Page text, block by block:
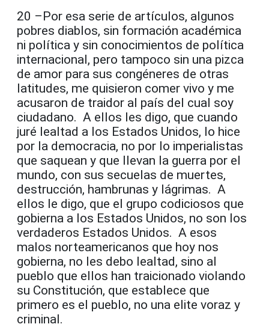
20 –Por esa serie de artículos, algunos
pobres diablos, sin formación académica
ni política y sin conocimientos de política
internacional, pero tampoco sin una pizca
de amor para sus congéneres de otras
latitudes, me quisieron comer vivo y me
acusaron de traidor al país del cual soy
ciudadano. A ellos les digo, que cuando
juré lealtad a los Estados Unidos, lo hice
por la democracia, no por lo imperialistas
que saquean y que llevan la guerra por el
mundo, con sus secuelas de muertes,
destrucción, hambrunas y lágrimas. A
ellos le digo, que el grupo codiciosos que
gobierna a los Estados Unidos, no son los
verdaderos Estados Unidos. A esos
malos norteamericanos que hoy nos
gobierna, no les debo lealtad, sino al
pueblo que ellos han traicionado violando
su Constitución, que establece que
primero es el pueblo, no una elite voraz y
criminal.